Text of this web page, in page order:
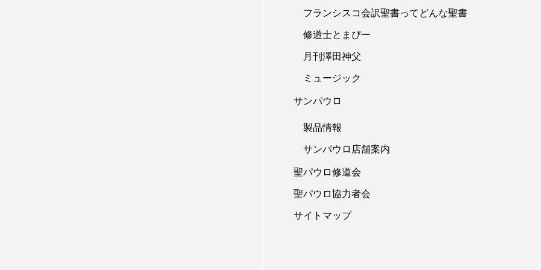
フランシスコ会訳聖書ってどんな聖書
修道士とまぴー
月刊澤田神父
ミュージック
サンパウロ
製品情報
サンパウロ店舗案内
聖パウロ修道会
聖パウロ協力者会
サイトマップ